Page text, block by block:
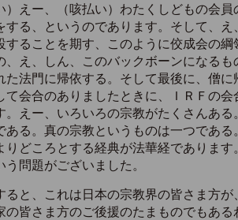
えー、（咳払い）わたくしどもの会
する、というのであります。そして、
することを期す、このように佼成会の
、え、しん、このバックボーンになる
た法門に帰依する。そして最後に、僧
て会合のありましたときに、ＩＲＦの
。えー、いろいろの宗教がたくさんあ
ある。真の宗教というものは一つであ
りどころとする経典が法華経でありま
問題がございました。
ると、これは日本の宗教界の皆さま方
の皆さま方のご後援のたまものでもある